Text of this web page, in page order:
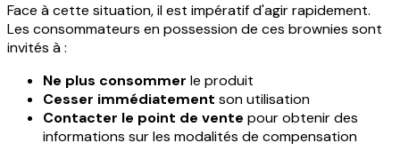
Face à cette situation, il est impératif d'agir rapidement.
Les consommateurs en possession de ces brownies sont
invités à :
Ne plus consommer le produit
Cesser immédiatement son utilisation
Contacter le point de vente pour obtenir des
informations sur les modalités de compensation